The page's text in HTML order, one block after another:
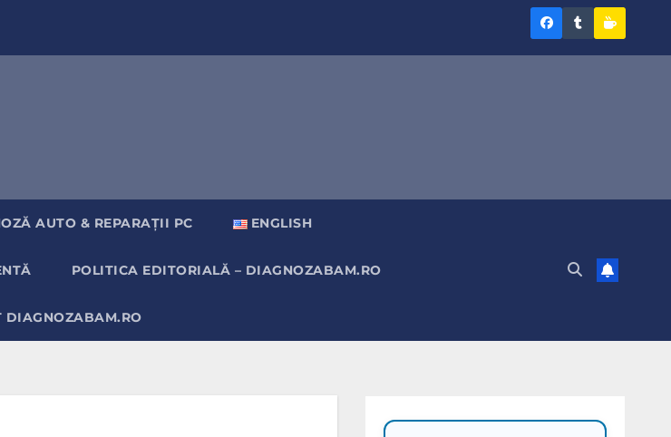
DiagnozaDiagnoza
AUTO & REPARAȚII PC ENGLISH
POLITICA EDITORIALĂ – DIAGNOZABAM.RO
DIAGNOZABAM.RO